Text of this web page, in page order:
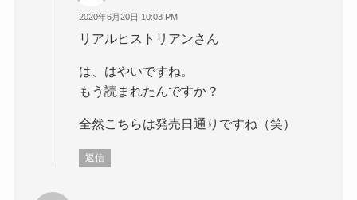
2020年6月20日 10:03 PM
リアルヒストリアンさん
は、はやいですね。
もう読まれたんですか？
全然こちらは発売日通りですね（笑）
返信